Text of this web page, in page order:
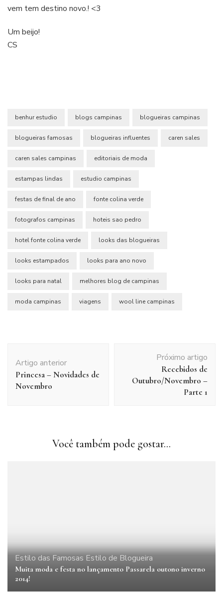
vem tem destino novo.! <3
Um beijo!
CS
benhur estudio blogs campinas blogueiras campinas
blogueiras famosas blogueiras influentes caren sales
caren sales campinas editoriais de moda
estampas lindas estudio campinas
festas de final de ano fonte colina verde
fotografos campinas hoteis sao pedro
hotel fonte colina verde looks das blogueiras
looks estampados looks para ano novo
looks para natal melhores blog de campinas
moda campinas viagens wool line campinas
de
post
Artigo anterior
Princesa – Novidades de
Novembro
Próximo artigo
Recebidos de
Outubro/Novembro –
Parte 1
Você também pode gostar...
Estilo das Famosas Estilo de Blogueira
Muita moda e festa no lançamento Passarela outono inverno
2014!